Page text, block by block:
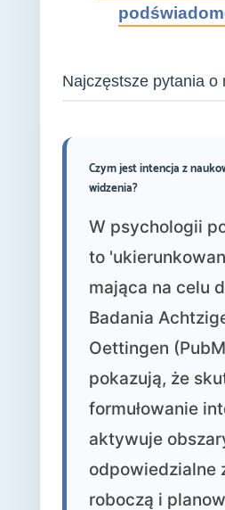
Najczęstsze pytania o
Czym jest intencja z
widzenia?
W psychologii
to
mająca na celu
Badania
Oettingen
pokazują, że
formułowanie
aktywuje
odpowiedzialne
roboczą i